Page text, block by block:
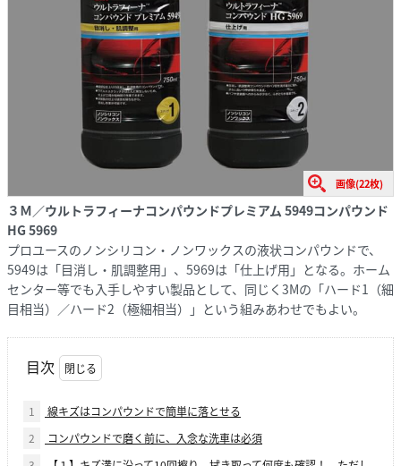
画像(22枚)
３Ｍ／ウルトラフィーナコンパウンドプレミアム 5949コンパウンド
HG 5969
プロユースのノンシリコン・ノンワックスの液状コンパウンドで、
5949は「目消し・肌調整用」、5969は「仕上げ用」となる。ホーム
センター等でも入手しやすい製品として、同じく3Mの「ハード1（細
目相当）／ハード2（極細相当）」という組みあわせでもよい。
目次
1
線キズはコンパウンドで簡単に落とせる
2
コンパウンドで磨く前に、入念な洗車は必須